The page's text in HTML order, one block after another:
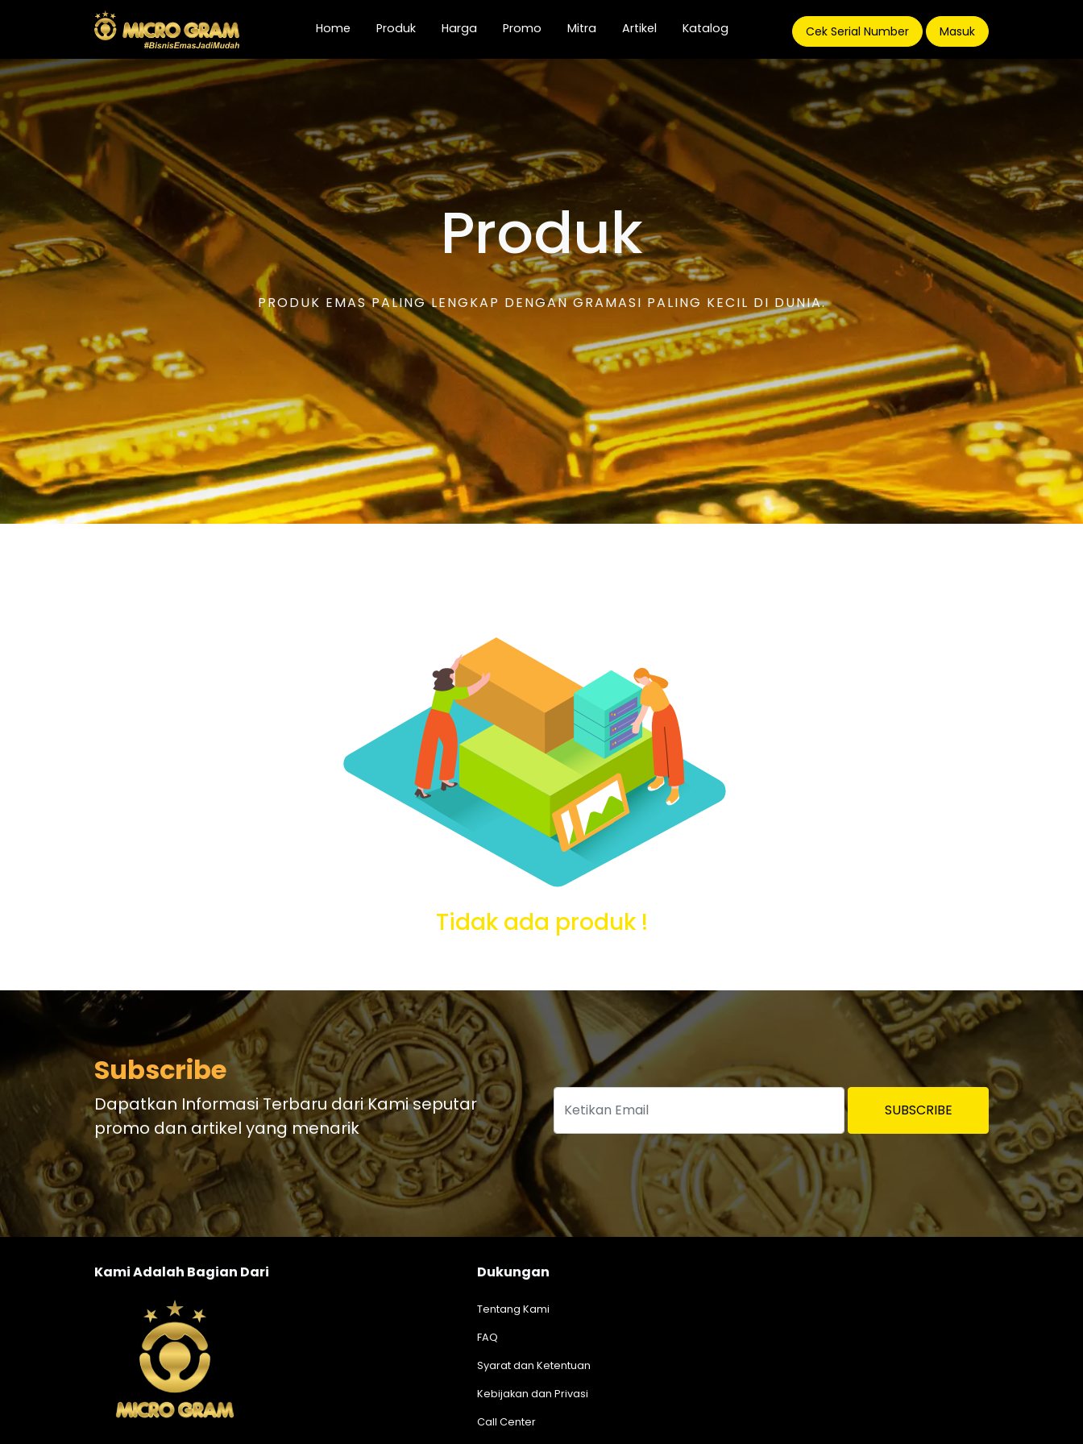
Home (current)
Produk Harga Promo Mitra Artikel Katalog Cek Serial Number Masuk
Produk
PRODUK EMAS PALING LENGKAP DENGAN GRAMASI PALING KECIL DI DUNIA.
Tidak ada produk !
Subscribe
Dapatkan Informasi Terbaru dari Kami seputar
promo dan artikel yang menarik
SUBSCRIBE
Kami Adalah Bagian Dari Dukungan
Tentang Kami
FAQ
Syarat dan Ketentuan
Kebijakan dan Privasi
Call Center